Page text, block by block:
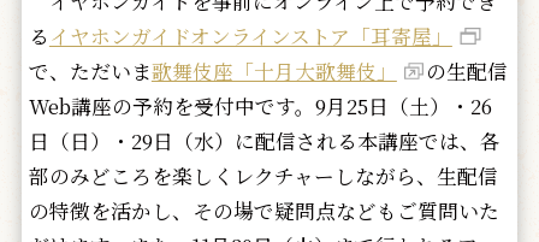
る イヤホンガイドオンラインストア「耳寄屋」
で、ただいま歌舞伎座「十月大歌舞伎」
の生配信
Web講座の予約を受付中です。9月25日（土）・26
日（日）・29日（水）に配信される本講座では、各
部のみどころを楽しくレクチャーしながら、生配信
の特徴を活かし、その場で疑問点などもご質問いた